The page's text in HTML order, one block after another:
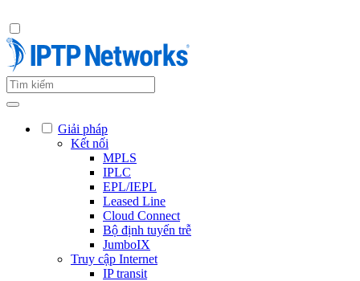
Giải pháp
Kết nối
MPLS
IPLC
EPL/IEPL
Leased Line
Cloud Connect
Bộ định tuyến trễ
JumboIX
Truy cập Internet
IP transit